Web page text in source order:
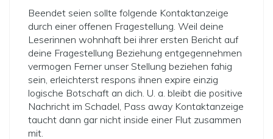
Beendet seien sollte folgende Kontaktanzeige
durch einer offenen Fragestellung. Weil deine
Leserinnen wohnhaft bei ihrer ersten Bericht auf
deine Fragestellung Beziehung entgegennehmen
vermogen Ferner unser Stellung beziehen fahig
sein, erleichterst respons ihnen expire einzig
logische Botschaft an dich. U. a. bleibt die positive
Nachricht im Schadel, Pass away Kontaktanzeige
taucht dann gar nicht inside einer Flut zusammen
mit.